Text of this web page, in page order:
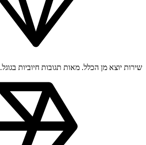
שירות יוצא מן הכלל. מאות תגובות חיוביות בגוגל.